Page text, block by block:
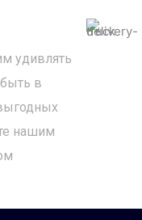
удивлять
в
нашим